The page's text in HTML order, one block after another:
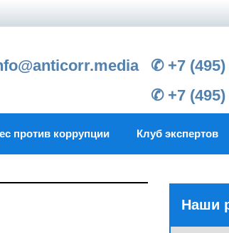
✆ +7 (495)
✆ +7 (495)
против коррупции Клуб экспертов
Наши